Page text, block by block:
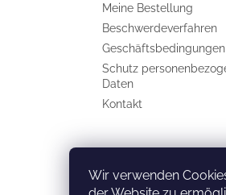
Wir verwenden
Meine Bestellung
Beschwerdeverfahren
Geschäftsbedingungen
Schutz
Daten
Kontakt